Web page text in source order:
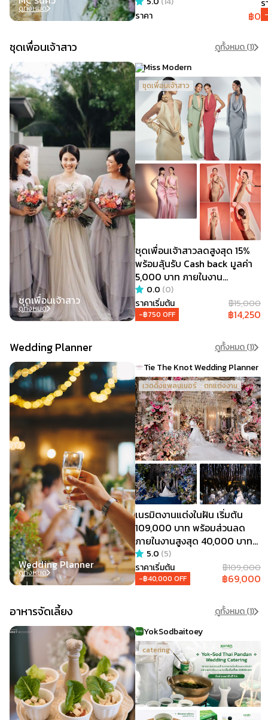
ดูทั้งหมด
ราคา
฿0
ร
ชุดเพื่อนเจ้าสาว ดูทั้งหมด (1)
ชุดเพื่อนเจ้าสาว
ดูทั้งหมด
Miss Modern
ชุดเพื่อนเจ้าสาว
ชุดเพื่อนเจ้าสาวลดสูงสุด 15%
พร้อมลุ้นรับ Cash back มูลค่า
5,000 บาท ภายในงาน
Sabuywedding Festival 2024
@ Miss Modern
0.0 (0)
ราคาเริ่มต้น
฿15,000
-฿750 OFF ฿14,250
Wedding Planner ดูทั้งหมด (1)
Wedding Planner
ดูทั้งหมด
Tie The Knot Wedding Planner
เวดดิ้งแพลนเนอร์ ตกแต่งงาน
เนรมิตงานแต่งในฝัน เริ่มต้น
109,000 บาท พร้อมส่วนลด
ภายในงานสูงสุด 40,000 บาท
@ Tie The Knot Wedding
Planner
5.0 (5)
ราคาเริ่มต้น
฿109,000
-฿40,000 OFF ฿69,000
อาหารจัดเลี้ยง ดูทั้งหมด (1)
YokSodbaitoey
catering